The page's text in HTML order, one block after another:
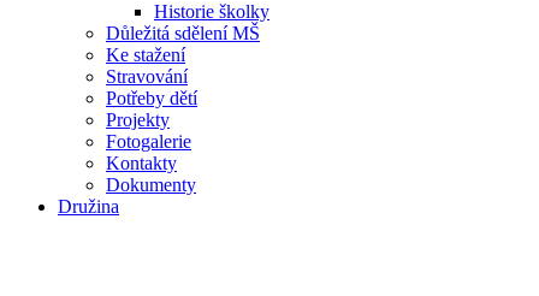
Historie školky
Důležitá sdělení MŠ
Ke stažení
Stravování
Potřeby dětí
Projekty
Fotogalerie
Kontakty
Dokumenty
Družina